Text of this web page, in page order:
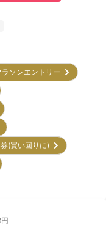
ラソンエントリー
(買い回りに)